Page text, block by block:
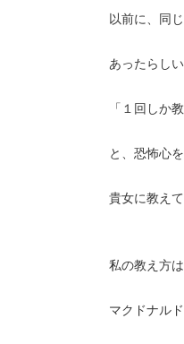
以前に、同
あったらしい
「１回しか
と、恐怖心
貴女に教え
私の教え方は
マクドナル